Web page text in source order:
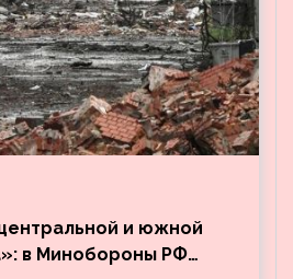
и южной
в Минобороны РФ